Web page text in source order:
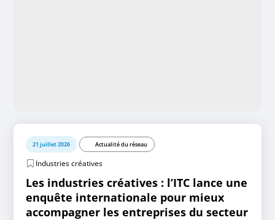
21 juillet 2026 Actualité du réseau
Industries créatives
Les industries créatives : l’ITC lance une
enquête internationale pour mieux
accompagner les entreprises du secteur